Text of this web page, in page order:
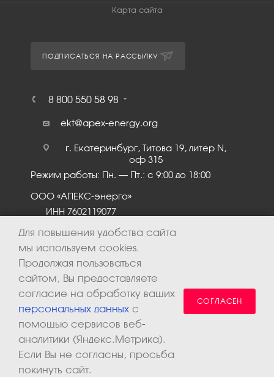
Карта сайта
ПОДПИСАТЬСЯ НА РАССЫЛКУ
8 800 550 58 98
ekt@apex-energy.org
г. Екатеринбург, Титова 19, литер N,
оф 315
Режим работы: Пн. – Пт.: с 9:00 до 18:00
ООО «АПЕКС-энерго»
ИНН 7602119077
2026 © ООО «Апекс-энерго». Все права защищены.
Для повышения удобства сайта
мы используем cookies.
Продолжая пользоваться
сайтом, Вы предоставляете
согласие на обработку ваших
персональных данных с
помощью сервисов веб-
аналитики (Яндекс.Метрика).
Если Вы не согласны, просьба
покинуть сайт.
СОГЛАСЕН